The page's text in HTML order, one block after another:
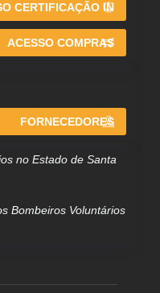
CERTIFICAÇÃO IN
ACESSO COMPRAS
FORNECEDORES
no Estado de Santa
Bombeiros Voluntários